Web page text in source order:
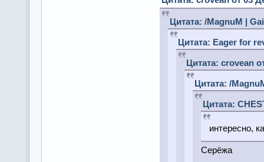
Цитата: /MagnuM |
Цитата: Eager for
Цитата: crovean
Цитата: /
Цитата:
интересно,
Серёжа